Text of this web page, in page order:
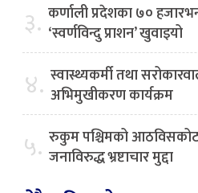
३. कर्णाली प्रदेशका ७०
‘स्वर्णविन्दु प्राशन’ खुवाइयो
४. स्वास्थ्यकर्मी तथा
अभिमुखीकरण कार्यक्रम
५. रुकुम पश्चिमको
जनाविरुद्ध भ्रष्टाचार मुद्दा